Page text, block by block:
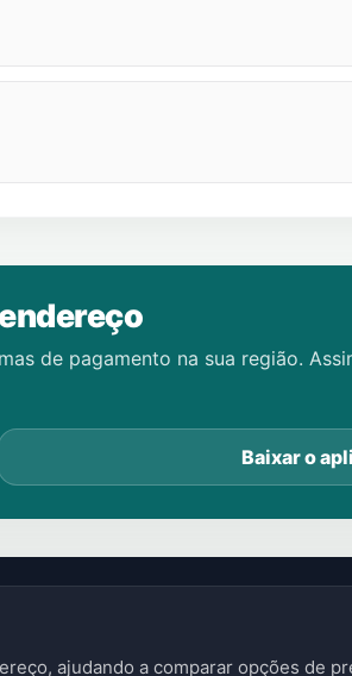
de pagamento na sua região.
Baixar o
ajudando a comparar opções de